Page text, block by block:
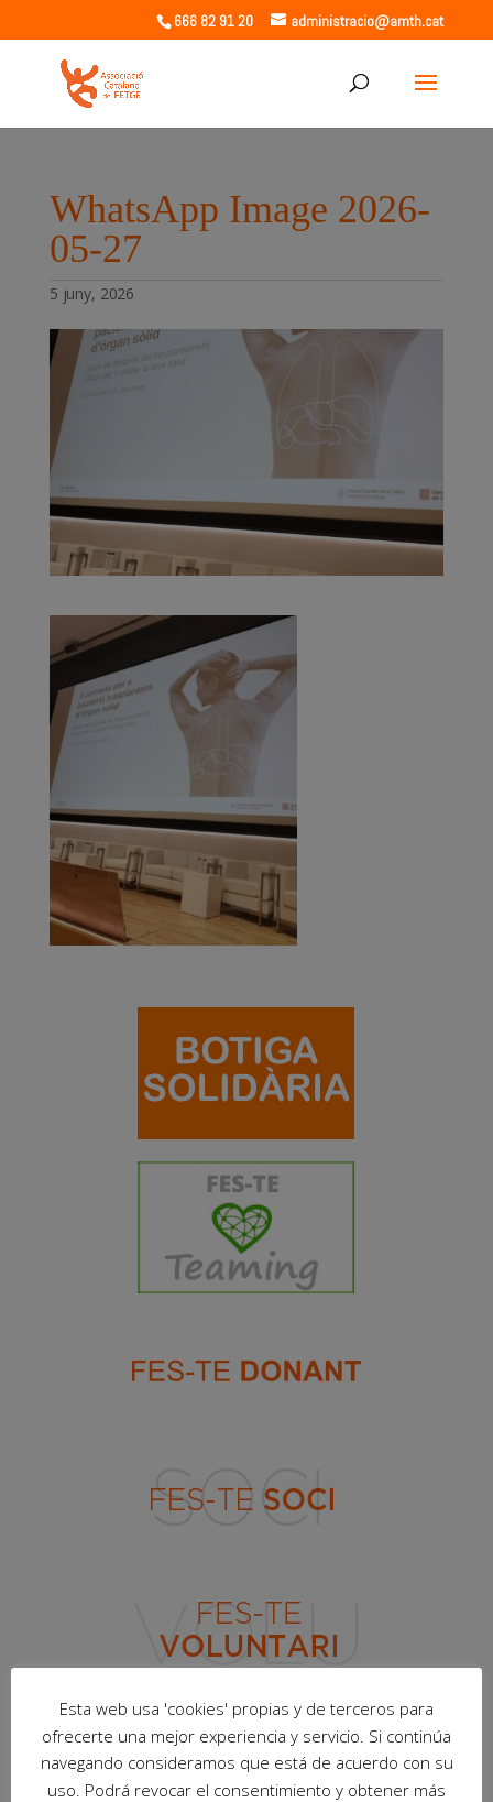
666 82 91 20 administracio@amth.cat
WhatsApp Image 2026-
05-27
5 juny, 2026
Esta web usa 'cookies' propias y de terceros para
ofrecerte una mejor experiencia y servicio. Si continúa
navegando consideramos que está de acuerdo con su
uso. Podrá revocar el consentimiento y obtener más